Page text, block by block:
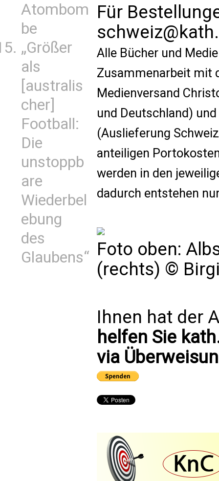
Atombom
be
„Größer
als
[australis
cher]
Football:
Die
unstoppb
are
Wiederbel
ebung
des
Glaubens“
Für
Alle Bücher und
Zusammenarbeit mit
Medienversand
und Deutschland)
(Auslieferung
anteiligen
werden in den
dadurch entstehen
Foto oben:
(rechts) ©
Ihnen hat der
helfen Sie
via